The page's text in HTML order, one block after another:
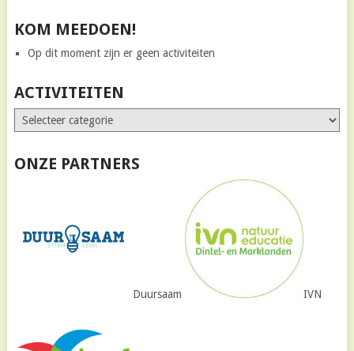
KOM MEEDOEN!
Op dit moment zijn er geen activiteiten
ACTIVITEITEN
ONZE PARTNERS
Duursaam IVN